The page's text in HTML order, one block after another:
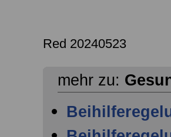
Red 20240523
mehr zu: